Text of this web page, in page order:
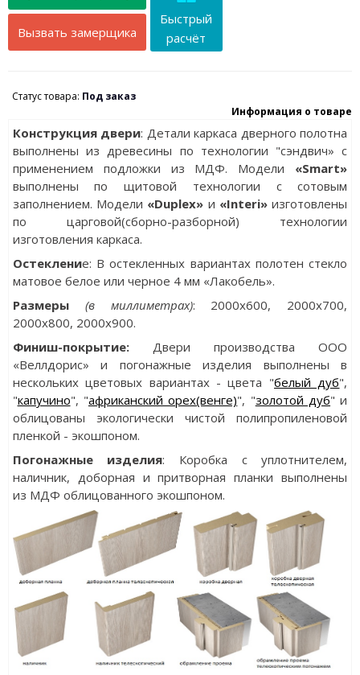
Вызвать замерщика
Быстрый
расчёт
Статус товара: Под заказ
Информация о товаре
Конструкция двери: Детали каркаса дверного полотна
выполнены из древесины по технологии "сэндвич» с
применением подложки из МДФ. Модели «Smart»
выполнены по щитовой технологии с сотовым
заполнением. Модели «Duplex» и «Interi» изготовлены
по царговой(сборно-разборной) технологии
изготовления каркаса.
Остекление: В остекленных вариантах полотен стекло
матовое белое или черное 4 мм «Лакобель».
Размеры (в миллиметрах): 2000х600, 2000x700,
2000x800, 2000x900.
Финиш-покрытие:
Двери производства ООО
«Веллдорис» и погонажные изделия выполнены в
нескольких цветовых вариантах - цвета "белый дуб",
"капучино", "африканский орех(венге)", "золотой дуб" и
облицованы экологически чистой полипропиленовой
пленкой - экошпоном.
Погонажные изделия: Коробка с уплотнителем,
наличник, доборная и притворная планки выполнены
из МДФ облицованного экошпоном.